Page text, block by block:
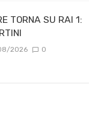
TORNA SU RAI 1:
2026 0